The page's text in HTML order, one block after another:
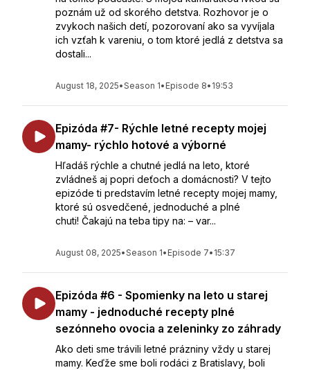
poznám už od skorého detstva. Rozhovor je o
zvykoch našich detí, pozorovaní ako sa vyvíjala
ich vzťah k vareniu, o tom ktoré jedlá z detstva sa
dostali...
August 18, 2025•Season 1• Episode 8• 19:53
Epizóda #7- Rýchle letné recepty mojej
mamy- rýchlo hotové a výborné
Hľadáš rýchle a chutné jedlá na leto, ktoré
zvládneš aj popri deťoch a domácnosti? V tejto
epizóde ti predstavím letné recepty mojej mamy,
ktoré sú osvedčené, jednoduché a plné
chuti! Čakajú na teba tipy na: – var...
August 08, 2025•Season 1• Episode 7• 15:37
Epizóda #6 - Spomienky na leto u starej
mamy - jednoduché recepty plné
sezónneho ovocia a zeleninky zo záhrady
Ako deti sme trávili letné prázniny vždy u starej
mamy. Keďže sme boli rodáci z Bratislavy, boli